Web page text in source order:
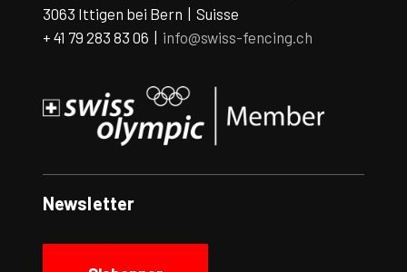
3063 Ittigen bei Bern | Suisse
+ 41 79 283 83 06 | info@swiss-fencing.ch
Newsletter